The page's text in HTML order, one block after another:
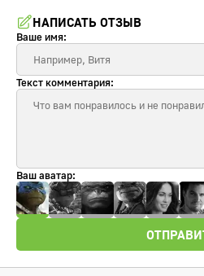
НАПИСАТЬ ОТЗЫВ
Ваше имя:
Текст комментария:
Ваш аватар: